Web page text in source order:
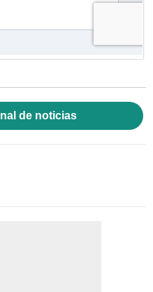
de noticias